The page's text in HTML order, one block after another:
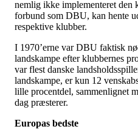
nemlig ikke implementeret den
forbund som DBU, kan hente
respektive klubber.
I 1970’erne var DBU faktisk
landskampe efter klubbernes
var flest danske
landskampe, er kun 12
lille procentdel, sammenlignet
dag præsterer.
Europas bedste